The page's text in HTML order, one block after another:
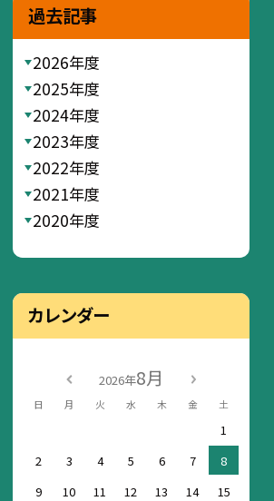
過去記事
2026年度
2025年度
2024年度
2023年度
2022年度
2021年度
2020年度
カレンダー
2026年8月
日 月 火 水 木 金 土
1
2
3 4 5 6 7
8
9
10 11 12 13 14
15